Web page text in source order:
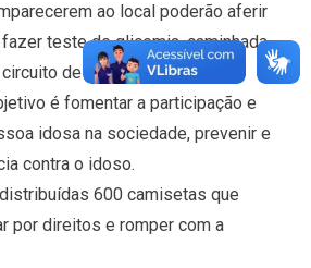
ao local poderão aferir
teste de glicemia, caminhada,
de atividades em várias
é fomentar a participação e
idosa na sociedade, prevenir e
contra o idoso.
600 camisetas que
por direitos e romper com a